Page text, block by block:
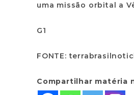
uma missão orbital a
G1
FONTE:
Compartilhar matéria